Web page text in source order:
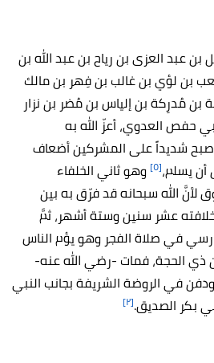
عبد العزى بن رياح بن عبد الله بن
بن لؤي بن غالب بن فِهر بن مالك
بن مُدرِكة بن إلياس بن مُضر بن نزار
حفص العدوي، أعزّ الله به
شديداً على المشركين أضعاف
يسلم،[٥]
وهو ثاني الخلفاء
لأنَّ الله سبحانه قد فرّق به بين
عشر سنين وستة أشهر، ثمَّ
في صلاة الفجر وهو يؤم الناس
الحجة، فمات -رضي الله عنه-
في الروضة الشريفة بجانب النبي
بكر الصديق.[٢]